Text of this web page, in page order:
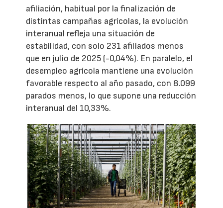
afiliación, habitual por la finalización de
distintas campañas agrícolas, la evolución
interanual refleja una situación de
estabilidad, con solo 231 afiliados menos
que en julio de 2025 (-0,04%). En paralelo, el
desempleo agrícola mantiene una evolución
favorable respecto al año pasado, con 8.099
parados menos, lo que supone una reducción
interanual del 10,33%.